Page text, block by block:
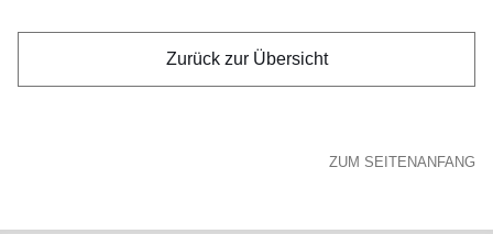
Zurück zur Übersicht
ZUM SEITENANFANG